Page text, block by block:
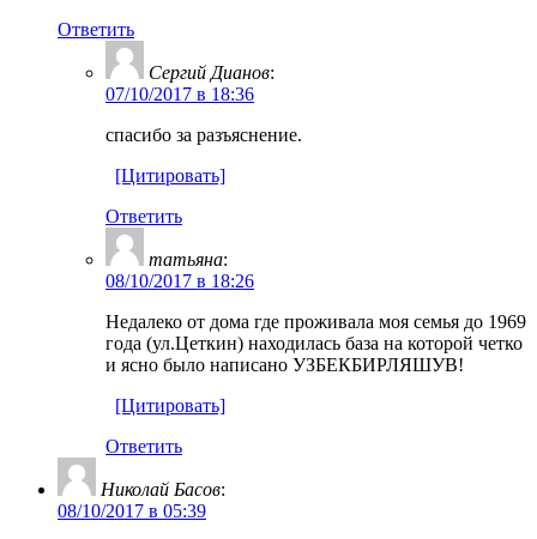
Ответить
Сергий Дианов:
07/10/2017 в 18:36
спасибо за разъяснение.
[Цитировать]
Ответить
татьяна:
08/10/2017 в 18:26
Недалеко от дома где проживала моя семья до 1969
года (ул.Цеткин) находилась база на которой четко
и ясно было написано УЗБЕКБИРЛЯШУВ!
[Цитировать]
Ответить
Николай Басов:
08/10/2017 в 05:39